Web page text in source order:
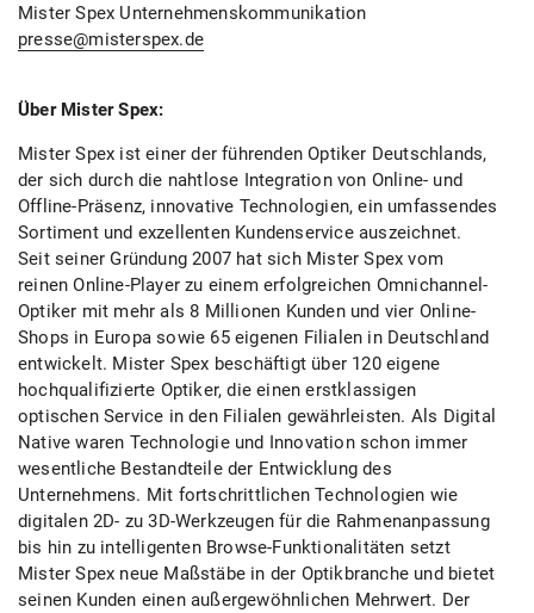
Mister Spex Unternehmenskommunikation
presse@misterspex.de
Über Mister Spex:
Mister Spex ist einer der führenden Optiker Deutschlands,
der sich durch die nahtlose Integration von Online- und
Offline-Präsenz, innovative Technologien, ein umfassendes
Sortiment und exzellenten Kundenservice auszeichnet.
Seit seiner Gründung 2007 hat sich Mister Spex vom
reinen Online-Player zu einem erfolgreichen Omnichannel-
Optiker mit mehr als 8 Millionen Kunden und vier Online-
Shops in Europa sowie 65 eigenen Filialen in Deutschland
entwickelt. Mister Spex beschäftigt über 120 eigene
hochqualifizierte Optiker, die einen erstklassigen
optischen Service in den Filialen gewährleisten. Als Digital
Native waren Technologie und Innovation schon immer
wesentliche Bestandteile der Entwicklung des
Unternehmens. Mit fortschrittlichen Technologien wie
digitalen 2D- zu 3D-Werkzeugen für die Rahmenanpassung
bis hin zu intelligenten Browse-Funktionalitäten setzt
Mister Spex neue Maßstäbe in der Optikbranche und bietet
seinen Kunden einen außergewöhnlichen Mehrwert. Der